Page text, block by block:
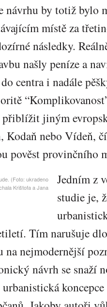
návrhu by totiž bylo
místě za
následky.
našly peníze a
centra i nadále
přiblížit jiným
Kodaň nebo Vídeň,
pověst provinčního
(Foto: ukradeno
Krištofa a Jana
Jedním z
studie je,
Tím narušuje
na nejmodernější
návrh se snaží
koncepce